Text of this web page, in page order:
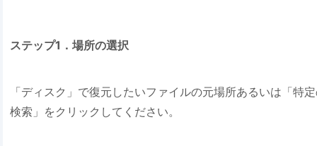
ステップ1．場所の選択
「ディスク」で復元したいファイルの元場所あるいは「特
検索」をクリックしてください。